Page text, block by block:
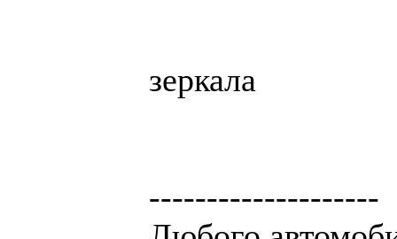
зеркала
--------------------